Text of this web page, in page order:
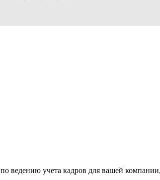
по ведению учета кадров для вашей